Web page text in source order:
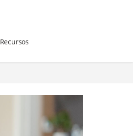
Recursos